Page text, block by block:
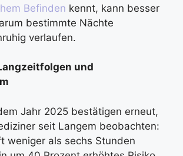
Befinden kennt, kann besser
bestimmte Nächte
verlaufen.
und
Jahr 2025 bestätigen erneut,
seit Langem beobachten:
weniger als sechs Stunden